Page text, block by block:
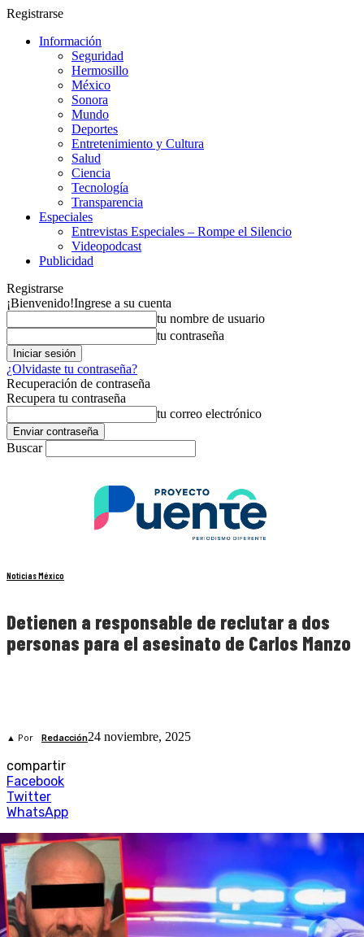
Registrarse
Información
Seguridad
Hermosillo
México
Sonora
Mundo
Deportes
Entretenimiento y Cultura
Salud
Ciencia
Tecnología
Transparencia
Especiales
Entrevistas Especiales – Rompe el Silencio
Videopodcast
Publicidad
Registrarse
¡Bienvenido!Ingrese a su cuenta
tu nombre de usuario
tu contraseña
¿Olvidaste tu contraseña?
Recuperación de contraseña
Recupera tu contraseña
tu correo electrónico
Buscar
Noticias México
Detienen a responsable de reclutar a dos
personas para el asesinato de Carlos Manzo
▲ Por Redacción24 noviembre, 2025
compartir
Facebook
Twitter
WhatsApp